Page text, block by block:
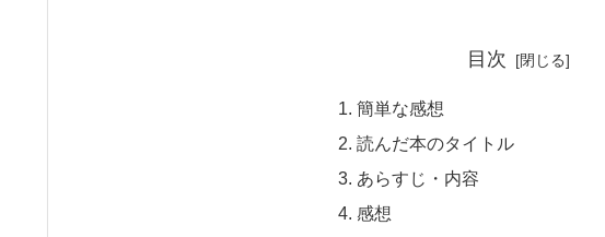
目次
簡単な感想
読んだ本のタイトル
あらすじ・内容
感想